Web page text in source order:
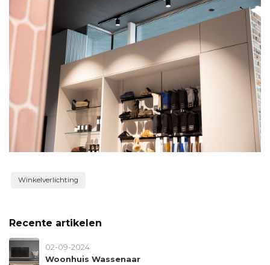
Winkelverlichting
Recente artikelen
02-09-2024
Woonhuis Wassenaar